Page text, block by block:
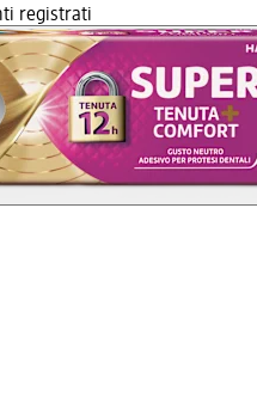
registrati